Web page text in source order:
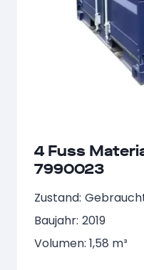
4 Fuss
7990023
Zustand:
Baujahr: 2019
Volumen: 1,58 m³